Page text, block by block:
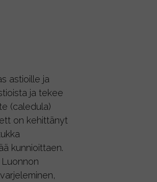
astioille ja
ja tekee
(caledula)
on kehittänyt
kunnioittaen.